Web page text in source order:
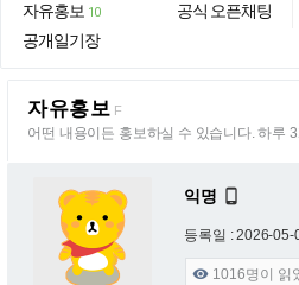
자유홍보 10
공개일기장
공식 오픈채팅
자유홍보 F
어떤 내용이든 홍보하실 수 있습니다. 하루
익명 
등록일 : 2026-05-
 1016명이 읽